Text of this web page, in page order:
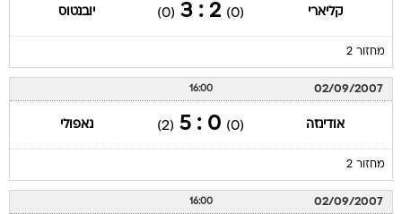
קליארי (0)
2 : 3
(0) יובנטוס
מחזור 2
02/09/2007
16:00
אודינזה (0)
0 : 5
(2) נאפולי
מחזור 2
02/09/2007
16:00